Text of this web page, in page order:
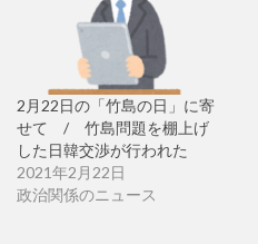
2月22日の「竹島の日」に寄
せて / 竹島問題を棚上げ
した日韓交渉が行われた
2021年2月22日
政治関係のニュース